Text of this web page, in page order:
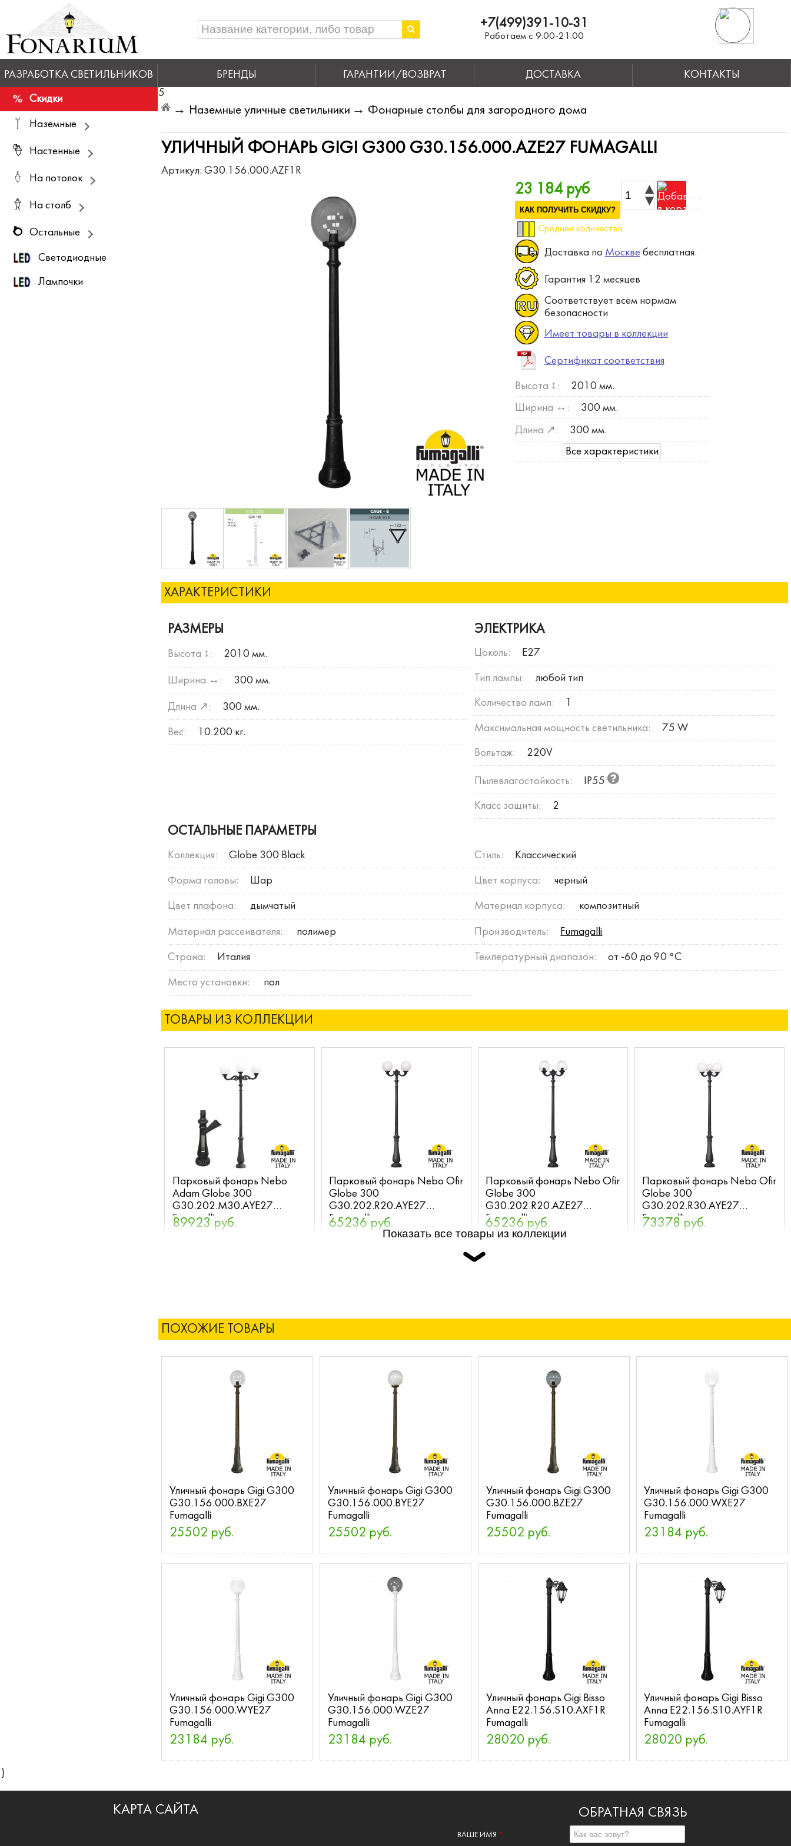
+7(499)391-10-31
Работаем с 9:00-21:00
РАЗРАБОТКА СВЕТИЛЬНИКОВ БРЕНДЫ ГАРАНТИИ/ВОЗВРАТ ДОСТАВКА КОНТАКТЫ
Скидки
Наземные
Настенные
На потолок
На столб
Остальные
Светодиодные
Лампочки
5
→ Фонарные столбы для загородного дома
→ Наземные уличные светильники
УЛИЧНЫЙ ФОНАРЬ GIGI G300 G30.156.000.AZE27 FUMAGALLI
Артикул:G30.156.000.AZF1R
23 184 руб
КАК ПОЛУЧИТЬ СКИДКУ?
Среднее количество
Доставка по Москве бесплатная.
Гарантия 12 месяцев
Соответствует всем нормам
безопасности
Имеет товары в коллекции
Сертификат соответствия
Высота ↕: 2010 мм.
Ширина ↔: 300 мм.
Длина ↗:
300 мм.
Все характеристики
ХАРАКТЕРИСТИКИ
РАЗМЕРЫ
Высота ↕: 2010 мм.
Ширина ↔: 300 мм.
Длина ↗: 300 мм.
Вес: 10.200 кг.
ЭЛЕКТРИКА
Цоколь: E27
Тип лампы: любой тип
Количество ламп: 1
Максимальная мощность светильника: 75 W
Вольтаж: 220V
Пылевлагостойкость: IP55
Класс защиты: 2
ОСТАЛЬНЫЕ ПАРАМЕТРЫ
Коллекция: Globe 300 Black Стиль: Классический
Форма головы: Шар Цвет корпуса: черный
Цвет плафона: дымчатый Материал корпуса: композитный
Материал рассеивателя: полимер Производитель: Fumagalli
Страна: Италия Температурный диапазон: от -60 до 90 °C
Место установки: пол
ТОВАРЫ ИЗ КОЛЛЕКЦИИ
Парковый фонарь Nebo
Adam Globe 300
G30.202.M30.AYE27
Fumagalli
89923 руб.
Парковый фонарь Nebo Ofir
Globe 300
G30.202.R20.AYE27
Fumagalli
65236 руб.
Парковый фонарь Nebo Ofir
Globe 300
G30.202.R20.AZE27
Fumagalli
65236 руб.
Парковый фонарь Nebo Ofir
Globe 300
G30.202.R30.AYE27
Fumagalli
73378 руб.
Показать все товары из коллекции
ПОХОЖИЕ ТОВАРЫ
Уличный фонарь Gigi G300
G30.156.000.BXE27
Fumagalli
25502 руб.
Уличный фонарь Gigi G300
G30.156.000.BYE27
Fumagalli
25502 руб.
Уличный фонарь Gigi G300
G30.156.000.BZE27
Fumagalli
25502 руб.
Уличный фонарь Gigi G300
G30.156.000.WXE27
Fumagalli
23184 руб.
Уличный фонарь Gigi G300
G30.156.000.WYE27
Fumagalli
23184 руб.
Уличный фонарь Gigi G300
G30.156.000.WZE27
Fumagalli
23184 руб.
Уличный фонарь Gigi Bisso
Anna E22.156.S10.AXF1R
Fumagalli
28020 руб.
Уличный фонарь Gigi Bisso
Anna E22.156.S10.AYF1R
Fumagalli
28020 руб.
}
КАРТА САЙТА ОБРАТНАЯ СВЯЗЬ
ВАШЕ ИМЯ *